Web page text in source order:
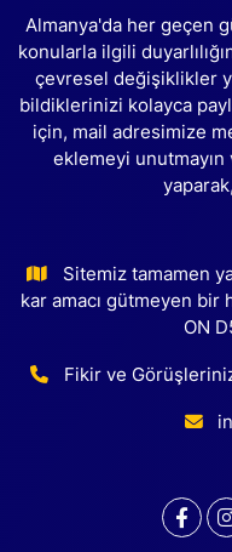
Almanya'da her geçen
konularla ilgili
çevresel değişiklikler
bildiklerinizi kolayca
için, mail adresimize
eklemeyi unutmayın
Sitemiz tamamen
kar amacı gütmeyen bir
ON
Fikir ve